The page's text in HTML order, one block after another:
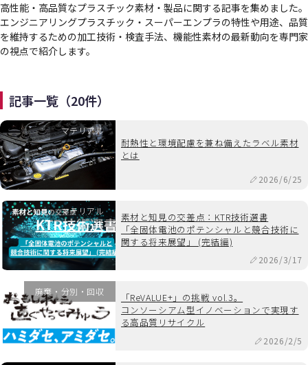
高性能・高品質なプラスチック素材・製品に関する記事を集めました。
エンジニアリングプラスチック・スーパーエンプラの特性や用途、品質
を維持するための加工技術・検査手法、機能性素材の最新動向を専門家
の視点で紹介します。
記事一覧（20件）
マテリアル
耐熱性と環境配慮を兼ね備えたラベル素材
とは
2026/6/25
マテリアル
素材と知見の交差点：KTR技術選書
「全固体電池のポテンシャルと競合技術に
関する将来展望」 (完結編)
2026/3/17
廃棄・分別・回収
「ReVALUE+」の挑戦 vol.3。
コンソーシアム型イノベーションで実現す
る高品質リサイクル
2026/2/5